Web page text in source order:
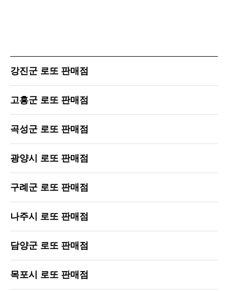
강진군 로또 판매점
고흥군 로또 판매점
곡성군 로또 판매점
광양시 로또 판매점
구례군 로또 판매점
나주시 로또 판매점
담양군 로또 판매점
목포시 로또 판매점